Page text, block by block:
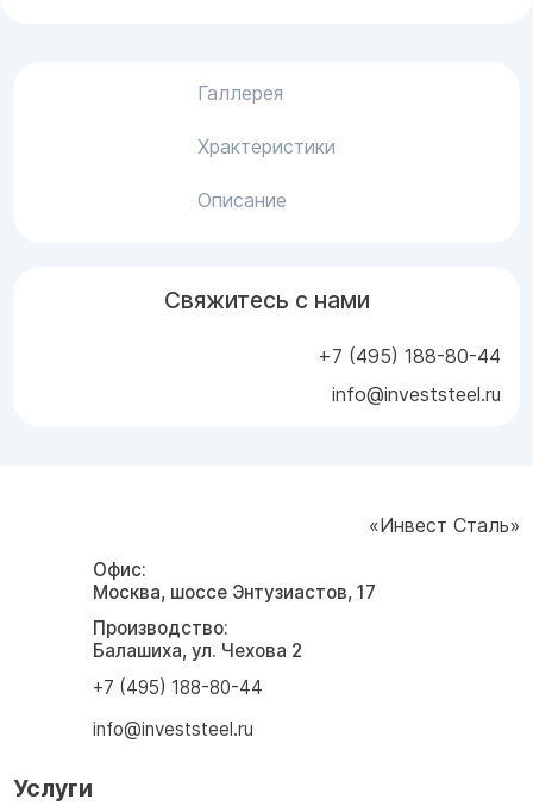
Галлерея
Храктеристики
Описание
Свяжитесь с нами
+7 (495) 188-80-44
info@investsteel.ru
«Инвест Сталь»
Офис:
Москва, шоссе Энтузиастов, 17
Производство:
Балашиха, ул. Чехова 2
+7 (495) 188-80-44
info@investsteel.ru
Услуги